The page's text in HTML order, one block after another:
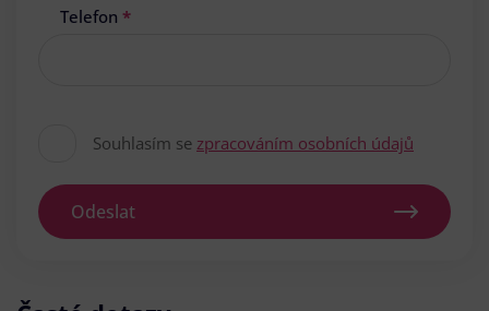
Telefon *
Souhlasím se zpracováním osobních údajů
Odeslat